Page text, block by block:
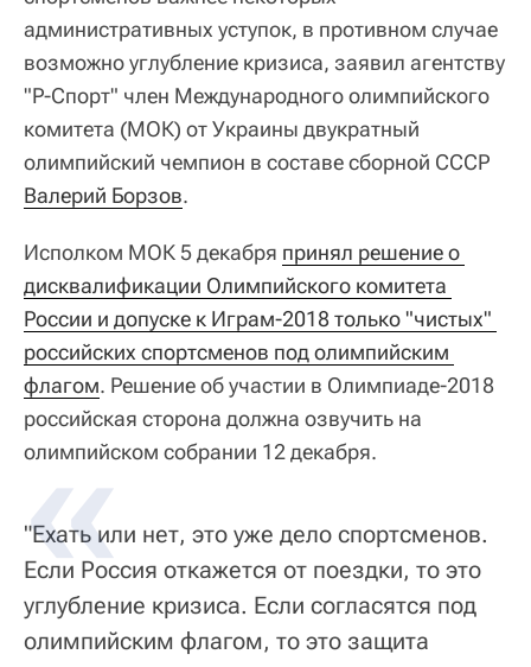
административных уступок, в противном случае
возможно углубление кризиса, заявил агентству
"Р-Спорт" член Международного олимпийского
комитета (МОК) от Украины двукратный
олимпийский чемпион в составе сборной СССР
Валерий Борзов.
Исполком МОК 5 декабря принял решение о
дисквалификации Олимпийского комитета
России и допуске к Играм-2018 только "чистых"
российских спортсменов под олимпийским
флагом. Решение об участии в Олимпиаде-2018
российская сторона должна озвучить на
олимпийском собрании 12 декабря.
"Ехать или нет, это уже дело спортсменов.
Если Россия откажется от поездки, то это
углубление кризиса. Если согласятся под
олимпийским флагом, то это защита